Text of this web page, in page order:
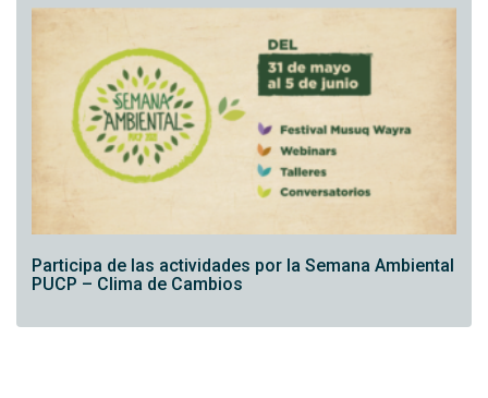
Participa de las actividades por la Semana Ambiental
PUCP – Clima de Cambios